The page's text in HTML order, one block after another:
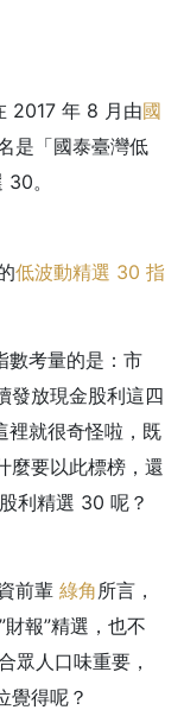
2017 年 8 月由國
是「國泰臺灣低
。
低波動精選 30 指
數考量的是：市
發放現金股利這四
裡就很奇怪啦，既
麼要以此標榜，還
利精選 30 呢？
前輩 綠角 所言，
報”精選，也不
眾人口味重要，
覺得呢？